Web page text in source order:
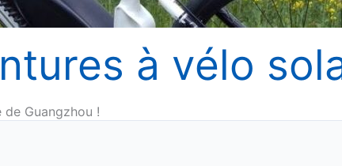
à vélo
Guangzhou !